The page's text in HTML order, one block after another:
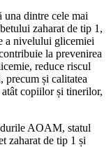
dintre cele mai
zaharat de tip 1,
a nivelului glicemiei
la prevenirea
reduce riscul
și calitatea
copiilor și tinerilor,
AOAM, statul
zaharat de tip 1 și